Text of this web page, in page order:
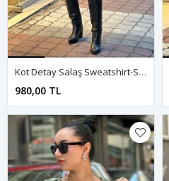
Kot Detay Salaş Sweatshirt-Siyah
980,00 TL